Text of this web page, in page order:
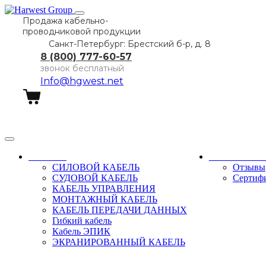
Продажа кабельно-
проводниковой продукции
Санкт-Петербург: Брестский б-р, д. 8
8 (800) 777-60-57
звонок бесплатный
Info@hgwest.net
СИЛОВОЙ КАБЕЛЬ
СУДОВОЙ КАБЕЛЬ
КАБЕЛЬ УПРАВЛЕНИЯ
МОНТАЖНЫЙ КАБЕЛЬ
КАБЕЛЬ ПЕРЕДАЧИ ДАННЫХ
Гибкий кабель
Кабель ЭПИК
ЭКРАНИРОВАННЫЙ КАБЕЛЬ
Отзывы